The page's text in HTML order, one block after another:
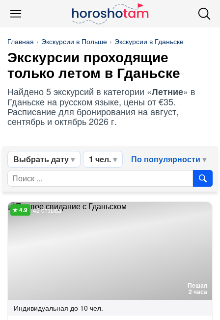
Главная Экскурсии в Польше Экскурсии в Гданьске
Экскурсии проходящие
только летом в Гданьске
Найдено 5 экскурсий в категории «Летние» в
Гданьске на русском языке, цены от €35.
Расписание для бронирования на август,
сентябрь и октябрь 2026 г.
Выбрать дату 1 чел. По популярности
Пешая
2 часа
42 отзыва
Индивидуальная до 10 чел.